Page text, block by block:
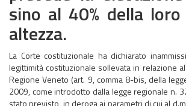
sino al 40% della
altezza.
La Corte costituzionale ha dichiarato
legittimità costituzionale sollevata in relazione
Regione Veneto (art. 9, comma 8-bis, della
2009, come introdotto dalla legge regionale n.
stato previsto, in deroga ai parametri di cui al